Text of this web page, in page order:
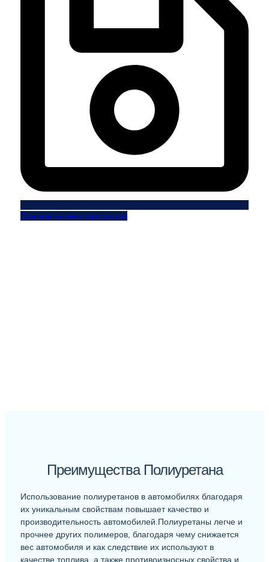
Скачать каталог продукции
Преимущества Полиуретана
Использование полиуретанов в автомобилях благодаря
их уникальным свойствам повышает качество и
производительность автомобилей.Полиуретаны легче и
прочнее других полимеров, благодаря чему снижается
вес автомобиля и как следствие их используют в
качестве топлива, а также противоизносных свойства и